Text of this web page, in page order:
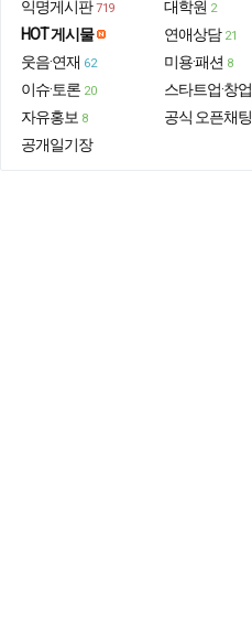
익명게시판 719
HOT 게시물
웃음·연재 62
이슈·토론 20
자유홍보 8
공개일기장
대학원 2
연애상담 21
미용·패션 8
스타트업·창업
공식 오픈채팅